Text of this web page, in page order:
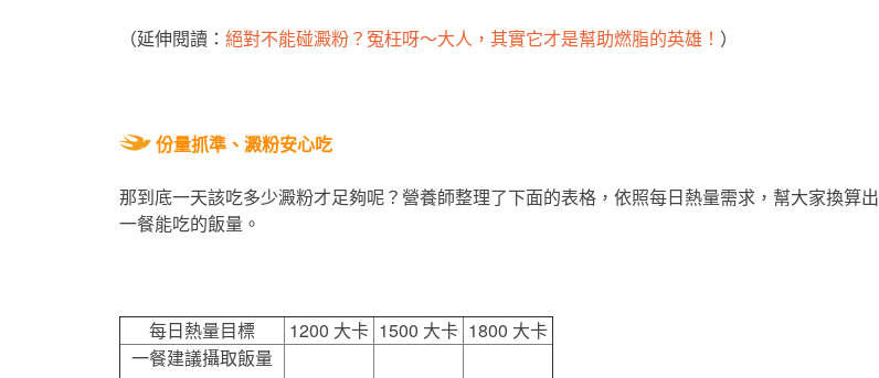
（延伸閱讀： 絕對不能碰澱粉？冤枉呀～大人，其實它才是幫助燃脂的英雄！ ）
份量抓準、澱粉安心吃
那到底一天該吃多少澱粉才足夠呢？營養師整理了下面的表格，依照每日熱量需求，幫大家換算出
一餐能吃的飯量。
每日熱量目標 1200 大卡 1500 大卡 1800 大卡
一餐建議攝取飯量